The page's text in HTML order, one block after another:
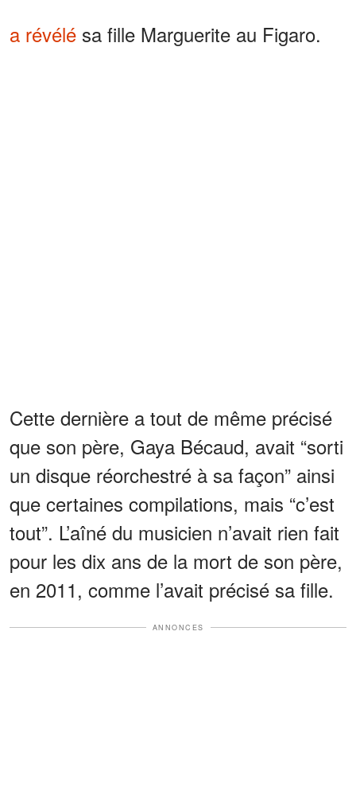
a révélé sa fille Marguerite au Figaro.
Cette dernière a tout de même précisé
que son père, Gaya Bécaud, avait “sorti
un disque réorchestré à sa façon” ainsi
que certaines compilations, mais “c’est
tout”. L’aîné du musicien n’avait rien fait
pour les dix ans de la mort de son père,
en 2011, comme l’avait précisé sa fille.
ANNONCES